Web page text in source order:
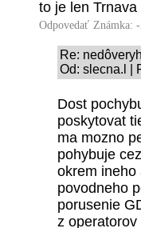
to je len Trnava
Odpovedať Známka:
Re:
Od: slecna.l |
Dost
poskytovat
ma mozno
pohybuje
okrem ineho
povodneho
porusenie
z